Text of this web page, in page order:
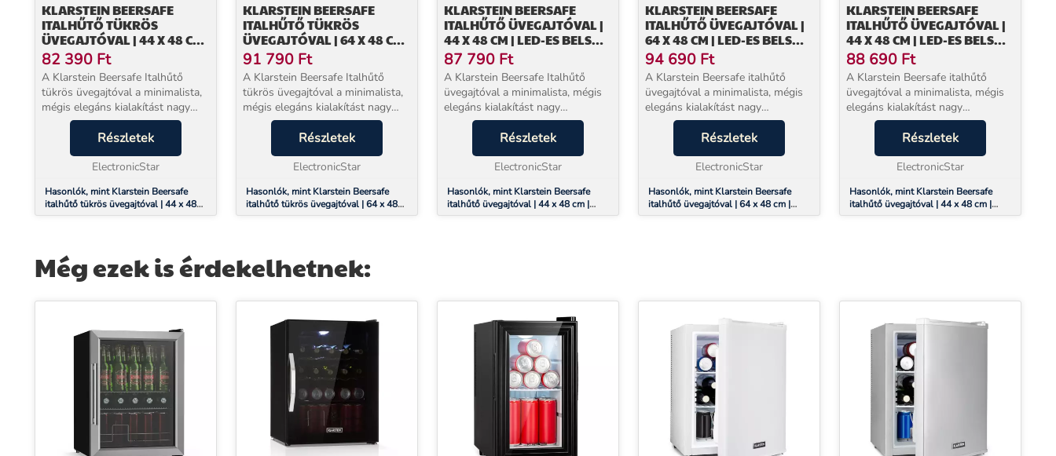
KLARSTEIN BEERSAFE
ITALHŰTŐ TÜKRÖS
ÜVEGAJTÓVAL | 44 X 48 CM |
LED-ES BELSŐ VILÁGÍTÁS
82 390 Ft
A Klarstein Beersafe Italhűtő
tükrös üvegajtóval a minimalista,
mégis elegáns kialakítást nagy
teljesítménnyel ötvözi. Vonzó
megjelenésének köszönhetően
zökkenőmentesen illeszkedik a
modern terekbe.A ...
Részletek
ElectronicStar
Hasonlók, mint Klarstein Beersafe
italhűtő tükrös üvegajtóval | 44 x 48
cm | LED-es belső világítás
KLARSTEIN BEERSAFE
ITALHŰTŐ TÜKRÖS
ÜVEGAJTÓVAL | 64 X 48 CM |
LED-ES BELSŐ VILÁGÍTÁS
91 790 Ft
A Klarstein Beersafe Italhűtő
tükrös üvegajtóval a minimalista,
mégis elegáns kialakítást nagy
teljesítménnyel ötvözi. Vonzó
megjelenésének köszönhetően
zökkenőmentesen illeszkedik a
modern terekbe.A ...
Részletek
ElectronicStar
Hasonlók, mint Klarstein Beersafe
italhűtő tükrös üvegajtóval | 64 x 48
cm | LED-es belső világítás
KLARSTEIN BEERSAFE
ITALHŰTŐ ÜVEGAJTÓVAL |
44 X 48 CM | LED-ES BELSŐ
VILÁGÍTÁS | EZÜST-FEHÉR
87 790 Ft
A Klarstein Beersafe Italhűtő
üvegajtóval a minimalista, mégis
elegáns kialakítást nagy
teljesítménnyel ötvözi. Vonzó
megjelenésének köszönhetően
zökkenőmentesen illeszkedik a
modern terekbe.A precíz ...
Részletek
ElectronicStar
Hasonlók, mint Klarstein Beersafe
italhűtő üvegajtóval | 44 x 48 cm |
LED-es belső világítás | Ezüst-fehér
KLARSTEIN BEERSAFE
ITALHŰTŐ ÜVEGAJTÓVAL |
64 X 48 CM | LED-ES BELSŐ
VILÁGÍTÁS | EZÜST-FEKETE
94 690 Ft
A Klarstein Beersafe italhűtő
üvegajtóval a minimalista, mégis
elegáns kialakítást nagy
teljesítménnyel ötvözi. Vonzó
megjelenésének köszönhetően
zökkenőmentesen illeszkedik a
modern terekbe.A precíz ...
Részletek
ElectronicStar
Hasonlók, mint Klarstein Beersafe
italhűtő üvegajtóval | 64 x 48 cm |
LED-es belső világítás | Ezüst-fekete
KLARSTEIN BEERSAFE
ITALHŰTŐ ÜVEGAJTÓVAL |
44 X 48 CM | LED-ES BELSŐ
VILÁGÍTÁS | EZÜST
88 690 Ft
A Klarstein Beersafe italhűtő
üvegajtóval a minimalista, mégis
elegáns kialakítást nagy
teljesítménnyel ötvözi. Vonzó
megjelenésének köszönhetően
zökkenőmentesen illeszkedik a
modern terekbe.A precíz ...
Részletek
ElectronicStar
Hasonlók, mint Klarstein Beersafe
italhűtő üvegajtóval | 44 x 48 cm |
LED-es belső világítás | Ezüst
Még ezek is érdekelhetnek: